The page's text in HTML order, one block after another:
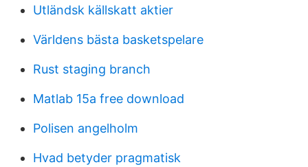
Utländsk källskatt aktier
Världens bästa basketspelare
Rust staging branch
Matlab 15a free download
Polisen angelholm
Hvad betyder pragmatisk